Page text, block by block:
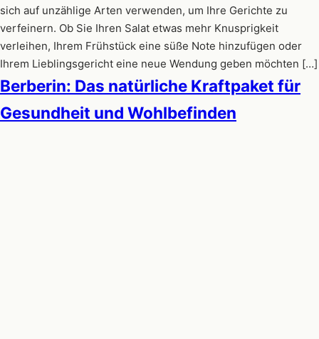
sich auf unzählige Arten verwenden, um Ihre Gerichte zu
verfeinern. Ob Sie Ihren Salat etwas mehr Knusprigkeit
verleihen, Ihrem Frühstück eine süße Note hinzufügen oder
Ihrem Lieblingsgericht eine neue Wendung geben möchten […]
Berberin: Das natürliche Kraftpaket für
Gesundheit und Wohlbefinden